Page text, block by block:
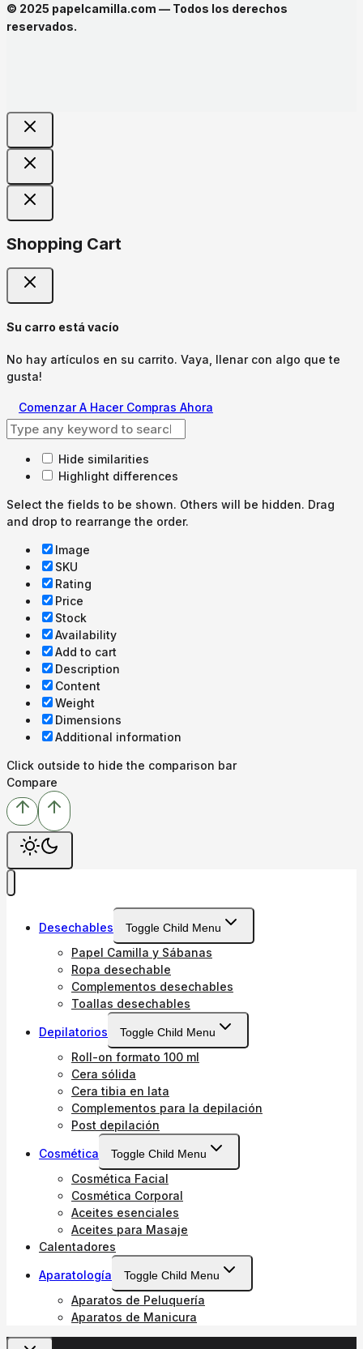
© 2025 papelcamilla.com — Todos los derechos
reservados.
Shopping Cart
Su carro está vacío
No hay artículos en su carrito. Vaya, llenar con algo que te
gusta!
Comenzar A Hacer Compras Ahora
Hide similarities
Highlight differences
Select the fields to be shown. Others will be hidden. Drag
and drop to rearrange the order.
Image
SKU
Rating
Price
Stock
Availability
Add to cart
Description
Content
Weight
Dimensions
Additional information
Click outside to hide the comparison bar
Compare
Desechables Toggle Child Menu
Papel Camilla y Sábanas
Ropa desechable
Complementos desechables
Toallas desechables
Depilatorios Toggle Child Menu
Roll-on formato 100 ml
Cera sólida
Cera tibia en lata
Complementos para la depilación
Post depilación
Cosmética Toggle Child Menu
Cosmética Facial
Cosmética Corporal
Aceites esenciales
Aceites para Masaje
Calentadores
Aparatología Toggle Child Menu
Aparatos de Peluquería
Aparatos de Manicura